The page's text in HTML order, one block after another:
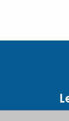
principal